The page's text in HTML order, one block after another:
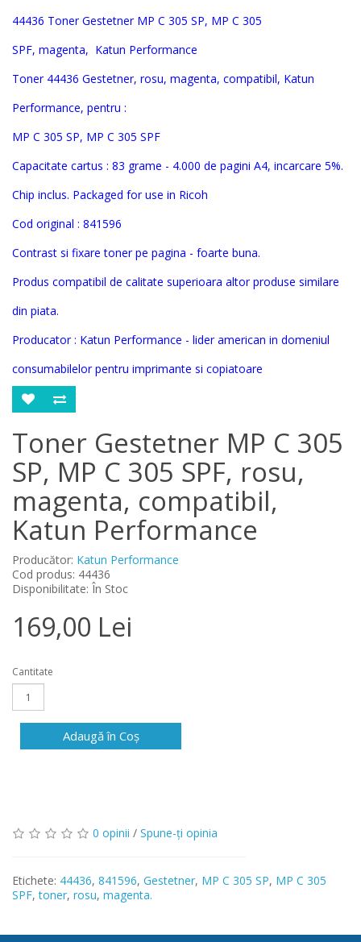
44436 Toner GestetnerMP C 305 SP, MP C 305
SPF, magenta, Katun Performance
Toner 44436 Gestetner, rosu, magenta, compatibil, Katun
Performance, pentru :
MP C 305 SP, MP C 305 SPF
Capacitate cartus : 83 grame - 4.000 de pagini A4, incarcare 5%.
Chip inclus. Packaged for use in Ricoh
Cod original : 841596
Contrast si fixare toner pe pagina - foarte buna.
Produs compatibil de calitate superioara altor produse similare
din piata.
Producator : Katun Performance - lider american in domeniul
consumabilelor pentru imprimante si copiatoare
Toner Gestetner MP C 305
SP, MP C 305 SPF, rosu,
magenta, compatibil,
Katun Performance
Producător: Katun Performance
Cod produs: 44436
Disponibilitate: În Stoc
169,00 Lei
Cantitate
Adaugă în Coş
0 opinii / Spune-ţi opinia
Etichete: 44436, 841596, Gestetner, MP C 305 SP, MP C 305
SPF,toner, rosu, magenta.